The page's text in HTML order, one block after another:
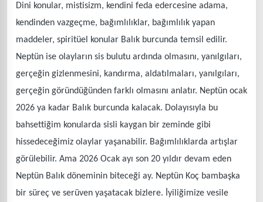
Dini konular, mistisizm, kendini feda edercesine adama,
kendinden vazgeçme, bağımlılıklar, bağımlılık yapan
maddeler, spiritüel konular Balık burcunda temsil edilir.
Neptün ise olayların sis bulutu ardında olmasını, yanılgıları,
gerçeğin gizlenmesini, kandırma, aldatılmaları, yanılgıları,
gerçeğin göründüğünden farklı olmasını anlatır. Neptün ocak
2026 ya kadar Balık burcunda kalacak. Dolayısıyla bu
bahsettiğim konularda sisli kaygan bir zeminde gibi
hissedeceğimiz olaylar yaşanabilir. Bağımlılıklarda artışlar
görülebilir. Ama 2026 Ocak ayı son 20 yıldır devam eden
Neptün Balık döneminin biteceği ay. Neptün Koç bambaşka
bir süreç ve serüven yaşatacak bizlere. İyiliğimize vesile